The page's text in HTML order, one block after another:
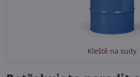
Kleště na sudy